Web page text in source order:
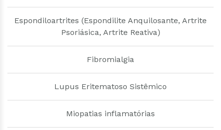
Espondiloartrites (Espondilite Anquilosante, Artrite
Psoriásica, Artrite Reativa)
Fibromialgia
Lupus Eritematoso Sistêmico
Miopatias inflamatórias